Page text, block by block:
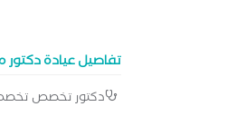
تفاصيل عيادة
دكتور تخصص